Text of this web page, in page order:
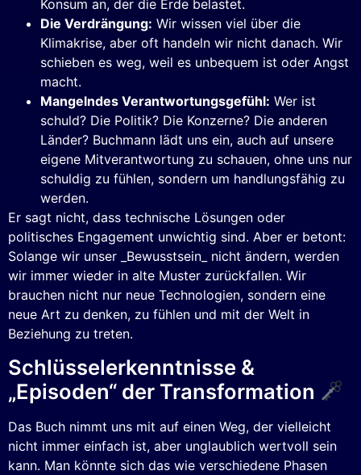
Konsum an, der die Erde belastet.
Die Verdrängung: Wir wissen viel über die
Klimakrise, aber oft handeln wir nicht danach. Wir
schieben es weg, weil es unbequem ist oder Angst
macht.
Mangelndes Verantwortungsgefühl: Wer ist
schuld? Die Politik? Die Konzerne? Die anderen
Länder? Buchmann lädt uns ein, auch auf unsere
eigene Mitverantwortung zu schauen, ohne uns nur
schuldig zu fühlen, sondern um handlungsfähig zu
werden.
Er sagt nicht, dass technische Lösungen oder
politisches Engagement unwichtig sind. Aber er betont:
Solange wir unser _Bewusstsein_ nicht ändern, werden
wir immer wieder in alte Muster zurückfallen. Wir
brauchen nicht nur neue Technologien, sondern eine
neue Art zu denken, zu fühlen und mit der Welt in
Beziehung zu treten.
Schlüsselerkenntnisse &
„Episoden“ der Transformation
Das Buch nimmt uns mit auf einen Weg, der vielleicht
nicht immer einfach ist, aber unglaublich wertvoll sein
kann. Man könnte sich das wie verschiedene Phasen